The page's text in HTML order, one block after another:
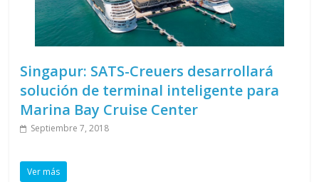
Singapur: SATS-Creuers desarrollará
solución de terminal inteligente para
Marina Bay Cruise Center
Septiembre 7, 2018
Ver más